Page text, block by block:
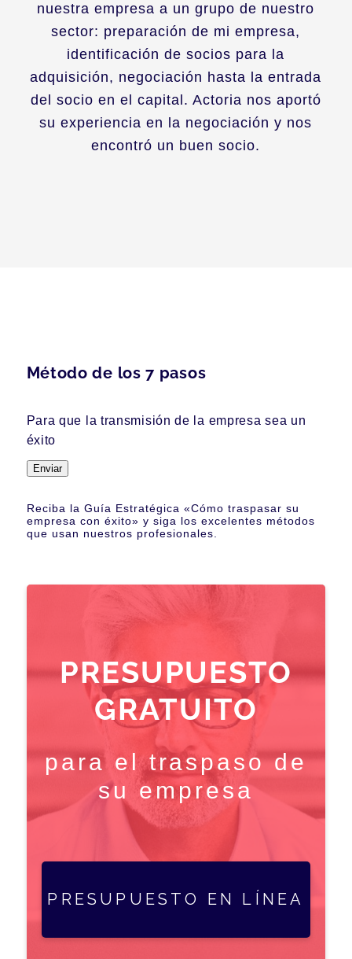
nuestra empresa a un grupo de nuestro
sector: preparación de mi empresa,
identificación de socios para la
adquisición, negociación hasta la entrada
del socio en el capital. Actoria nos aportó
su experiencia en la negociación y nos
encontró un buen socio.
Método de los 7 pasos
Para que la transmisión de la empresa sea un
éxito
Enviar
Reciba la Guía Estratégica «Cómo traspasar su
empresa con éxito» y siga los excelentes métodos
que usan nuestros profesionales.
PRESUPUESTO
GRATUITO
para el traspaso de
su empresa
PRESUPUESTO EN LÍNEA